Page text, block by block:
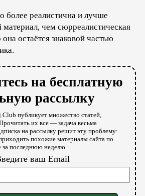
более реалистична и лучше
чем сюрреалистическая
остаётся знаковой частью
на бесплатную
рассылку
публикует множество статей,
их все — задача весьма
на рассылку решит эту проблему:
похожие материалы сайта по
за последнюю неделю.
ваш Email